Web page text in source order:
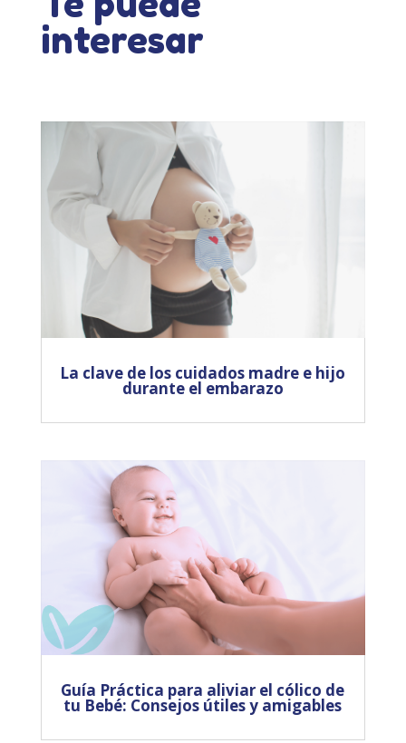
interesar
La clave de los cuidados madre e hijo
durante el embarazo
Guía Práctica para aliviar el cólico de
tu Bebé: Consejos útiles y amigables